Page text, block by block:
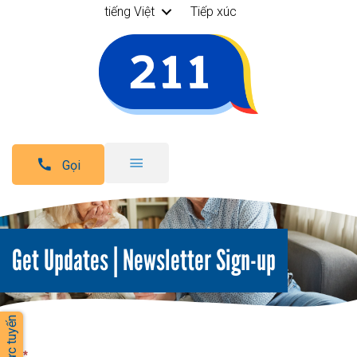
tiếng Việt Tiếp xúc
Gọi
Get Updates | Newsletter Sign-up